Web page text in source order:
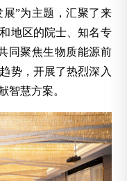
展”为主题，汇聚了来
地区的院士、知名专
同聚焦生物质能源前
势，开展了热烈深入
智慧方案。